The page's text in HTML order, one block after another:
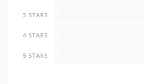
3 STARS
4 STARS
5 STARS